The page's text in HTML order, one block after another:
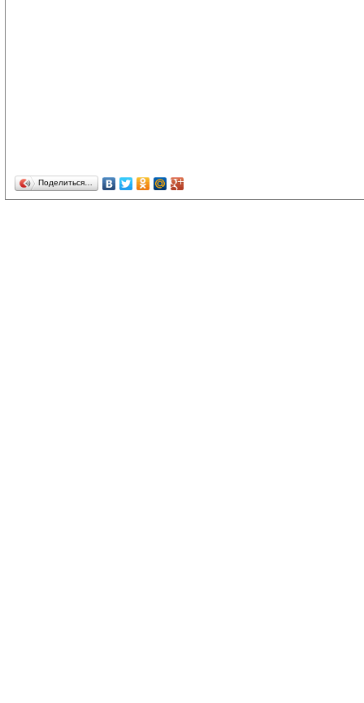
Поделиться…